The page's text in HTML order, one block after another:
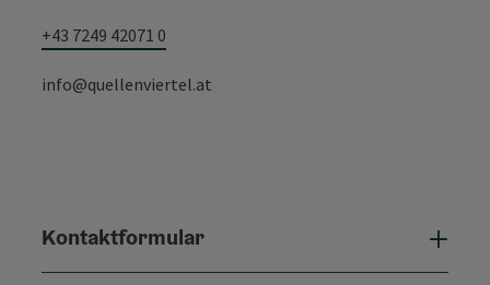
+43 7249 42071 0
info@quellenviertel.at
Kontaktformular